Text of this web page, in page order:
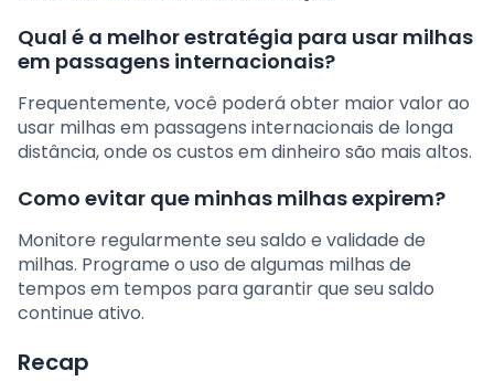
Qual é a melhor estratégia para usar milhas
em passagens internacionais?
Frequentemente, você poderá obter maior valor ao
usar milhas em passagens internacionais de longa
distância, onde os custos em dinheiro são mais altos.
Como evitar que minhas milhas expirem?
Monitore regularmente seu saldo e validade de
milhas. Programe o uso de algumas milhas de
tempos em tempos para garantir que seu saldo
continue ativo.
Recap